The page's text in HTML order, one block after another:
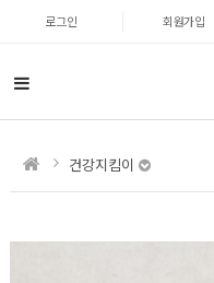
로그인 회원가입
건강지킴이